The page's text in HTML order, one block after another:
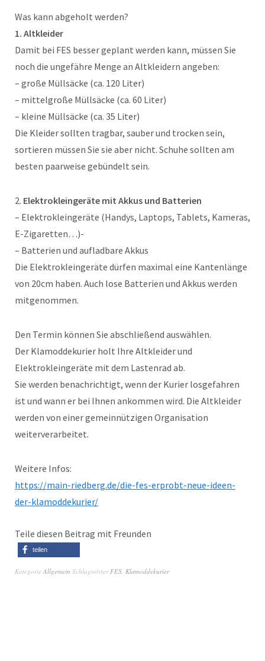
Was kann abgeholt werden?
1. Altkleider
Damit bei FES besser geplant werden kann, müssen Sie
noch die ungefähre Menge an Altkleidern angeben:
– große Müllsäcke (ca. 120 Liter)
– mittelgroße Müllsäcke (ca. 60 Liter)
– kleine Müllsäcke (ca. 35 Liter)
Die Kleider sollten tragbar, sauber und trocken sein,
sortieren müssen Sie sie aber nicht. Schuhe sollten am
besten paarweise gebündelt sein.
2. Elektrokleingeräte mit Akkus und Batterien
– Elektrokleingeräte (Handys, Laptops, Tablets, Kameras,
E-Zigaretten…)-
– Batterien und aufladbare Akkus
Die Elektrokleingeräte dürfen maximal eine Kantenlänge
von 20cm haben. Auch lose Batterien und Akkus werden
mitgenommen.
Den Termin können Sie abschließend auswählen.
Der Klamoddekurier holt Ihre Altkleider und
Elektrokleingeräte mit dem Lastenrad ab.
Sie werden benachrichtigt, wenn der Kurier losgefahren
ist und wann er bei Ihnen ankommen wird. Die Altkleider
werden von einer gemeinnützigen Organisation
weiterverarbeitet.
Weitere Infos:
https://main-riedberg.de/die-fes-erprobt-neue-ideen-
der-klamoddekurier/
Teile diesen Beitrag mit Freunden
teilen
Kategorie Allgemein SchlagwörterFES, Klamoddekurier